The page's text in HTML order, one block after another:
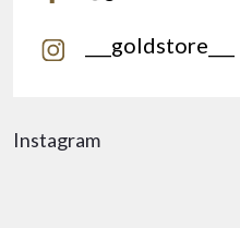
Instagram
___goldstore___